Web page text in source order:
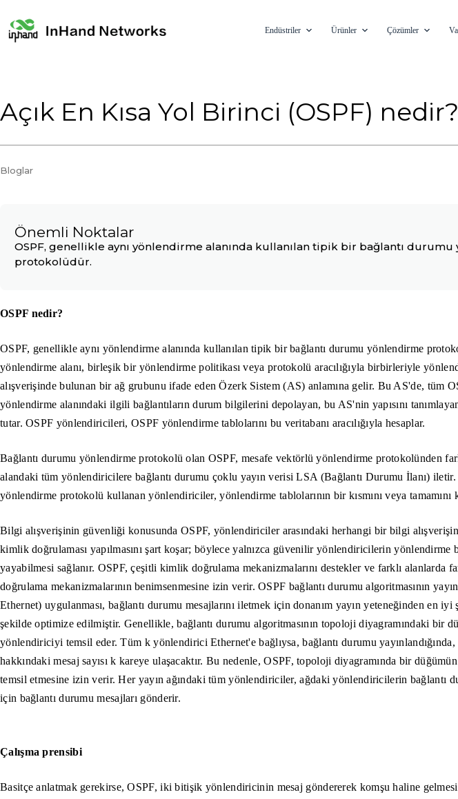
Endüstriler Ürünler Çözümler
Açık En Kısa Yol Birinci (OSPF) nedir?
Bloglar
Önemli Noktalar
OSPF, genellikle aynı yönlendirme alanında kullanılan tipik bir bağlantı
protokolüdür.
OSPF nedir?
OSPF, genellikle aynı yönlendirme alanında kullanılan tipik bir bağlantı durumu yönlendirme
yönlendirme alanı, birleşik bir yönlendirme politikası veya protokolü aracılığıyla birbirleriyle
alışverişinde bulunan bir ağ grubunu ifade eden Özerk Sistem (AS) anlamına gelir. Bu AS'de, tüm
yönlendirme alanındaki ilgili bağlantıların durum bilgilerini depolayan, bu AS'nin yapısını
tutar. OSPF yönlendiricileri, OSPF yönlendirme tablolarını bu veritabanı aracılığıyla hesaplar.
Bağlantı durumu yönlendirme protokolü olan OSPF, mesafe vektörlü yönlendirme protokolünden
alandaki tüm yönlendiricilere bağlantı durumu çoklu yayın verisi LSA (Bağlantı Durumu İlanı)
yönlendirme protokolü kullanan yönlendiriciler, yönlendirme tablolarının bir kısmını veya tamamını
Bilgi alışverişinin güvenliği konusunda OSPF, yönlendiriciler arasındaki herhangi bir bilgi
kimlik doğrulaması yapılmasını şart koşar; böylece yalnızca güvenilir yönlendiricilerin yönlendirme
yayabilmesi sağlanır. OSPF, çeşitli kimlik doğrulama mekanizmalarını destekler ve farklı alanlarda
doğrulama mekanizmalarının benimsenmesine izin verir. OSPF bağlantı durumu algoritmasının
Ethernet) uygulanması, bağlantı durumu mesajlarını iletmek için donanım yayın yeteneğinden en
şekilde optimize edilmiştir. Genellikle, bağlantı durumu algoritmasının topoloji diyagramındaki bir
yönlendiriciyi temsil eder. Tüm k yönlendirici Ethernet'e bağlıysa, bağlantı durumu
hakkındaki mesaj sayısı k kareye ulaşacaktır. Bu nedenle, OSPF, topoloji diyagramında bir düğümün
temsil etmesine izin verir. Her yayın ağındaki tüm yönlendiriciler, ağdaki yönlendiricilerin bağlantı
için bağlantı durumu mesajları gönderir.
Çalışma prensibi
Basitçe anlatmak gerekirse, OSPF, iki bitişik yönlendiricinin mesaj göndererek komşu haline gelmesi